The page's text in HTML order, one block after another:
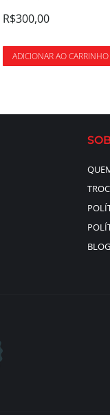
R$300,00
ADICIONAR AO CARRINHO
BLOG